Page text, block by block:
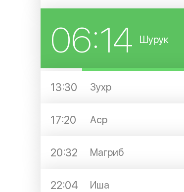
06:14 Шурук
13:30 Зухр
17:20 Аср
20:32 Магриб
22:04 Иша